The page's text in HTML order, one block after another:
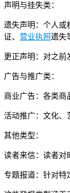
声明与挂失类：
遗失声明：个人或
证、 营业执照遗失
更正声明：对之前
广告与推广类：
商业广告：各类商
活动推广：文化、
其他类型：
读者来信：读者对
专题报道：针对特